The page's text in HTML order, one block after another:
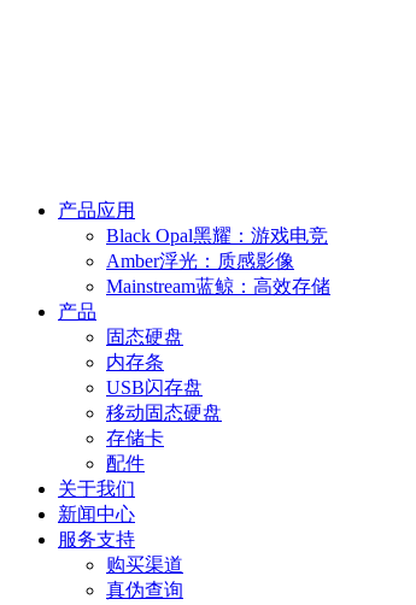
产品应用
Black Opal黑耀：游戏电竞
Amber浮光：质感影像
Mainstream蓝鲸：高效存储
产品
固态硬盘
内存条
USB闪存盘
移动固态硬盘
存储卡
配件
关于我们
新闻中心
服务支持
购买渠道
真伪查询